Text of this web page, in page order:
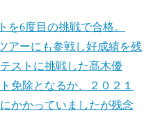
6度目の挑戦で合格。
アーにも参戦し好成績を残
ストに挑戦した髙木優
免除となるか、２０２１
かかっていましたが残念